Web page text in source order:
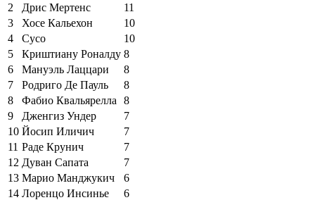
2
Дрис Мертенс
11
3
Хосе Кальехон
10
4
Сусо
10
5
Криштиану Роналду 8
6
Мануэль Лаццари
8
7
Родриго Де Пауль
8
8
Фабио Квальярелла
8
9
Дженгиз Ундер
7
10 Йосип Иличич
7
11 Раде Крунич
7
12 Дуван Сапата
7
13 Марио Манджукич
6
14 Лоренцо Инсинье
6